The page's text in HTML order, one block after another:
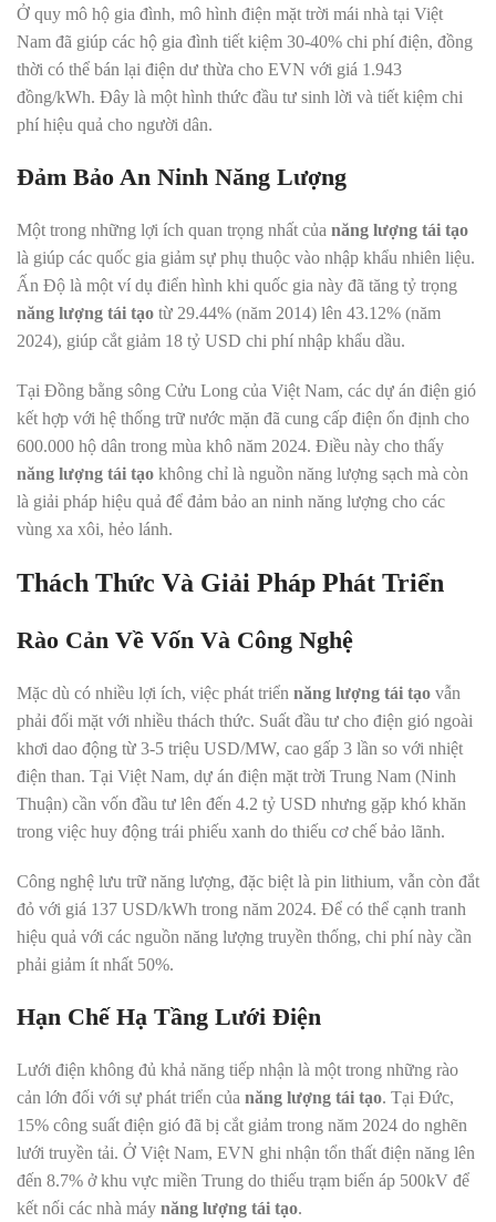
Ở quy mô hộ gia đình, mô hình điện mặt trời mái nhà tại Việt
Nam đã giúp các hộ gia đình tiết kiệm 30-40% chi phí điện, đồng
thời có thể bán lại điện dư thừa cho EVN với giá 1.943
đồng/kWh. Đây là một hình thức đầu tư sinh lời và tiết kiệm chi
phí hiệu quả cho người dân.
Đảm Bảo An Ninh Năng Lượng
Một trong những lợi ích quan trọng nhất của năng lượng tái tạo
là giúp các quốc gia giảm sự phụ thuộc vào nhập khẩu nhiên liệu.
Ấn Độ là một ví dụ điển hình khi quốc gia này đã tăng tỷ trọng
năng lượng tái tạo từ 29.44% (năm 2014) lên 43.12% (năm
2024), giúp cắt giảm 18 tỷ USD chi phí nhập khẩu dầu.
Tại Đồng bằng sông Cửu Long của Việt Nam, các dự án điện gió
kết hợp với hệ thống trữ nước mặn đã cung cấp điện ổn định cho
600.000 hộ dân trong mùa khô năm 2024. Điều này cho thấy
năng lượng tái tạo không chỉ là nguồn năng lượng sạch mà còn
là giải pháp hiệu quả để đảm bảo an ninh năng lượng cho các
vùng xa xôi, hẻo lánh.
Thách Thức Và Giải Pháp Phát Triển
Rào Cản Về Vốn Và Công Nghệ
Mặc dù có nhiều lợi ích, việc phát triển năng lượng tái tạo vẫn
phải đối mặt với nhiều thách thức. Suất đầu tư cho điện gió ngoài
khơi dao động từ 3-5 triệu USD/MW, cao gấp 3 lần so với nhiệt
điện than. Tại Việt Nam, dự án điện mặt trời Trung Nam (Ninh
Thuận) cần vốn đầu tư lên đến 4.2 tỷ USD nhưng gặp khó khăn
trong việc huy động trái phiếu xanh do thiếu cơ chế bảo lãnh.
Công nghệ lưu trữ năng lượng, đặc biệt là pin lithium, vẫn còn đắt
đỏ với giá 137 USD/kWh trong năm 2024. Để có thể cạnh tranh
hiệu quả với các nguồn năng lượng truyền thống, chi phí này cần
phải giảm ít nhất 50%.
Hạn Chế Hạ Tầng Lưới Điện
Lưới điện không đủ khả năng tiếp nhận là một trong những rào
cản lớn đối với sự phát triển của năng lượng tái tạo. Tại Đức,
15% công suất điện gió đã bị cắt giảm trong năm 2024 do nghẽn
lưới truyền tải. Ở Việt Nam, EVN ghi nhận tổn thất điện năng lên
đến 8.7% ở khu vực miền Trung do thiếu trạm biến áp 500kV để
kết nối các nhà máy năng lượng tái tạo.